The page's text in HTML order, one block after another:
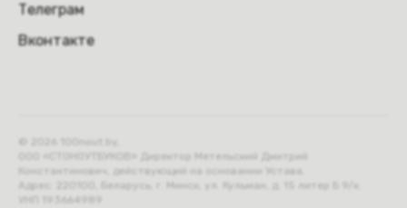
Телеграм
Вконтакте
ООО «СТОНОУТБУКОВ» Директор Метельский Дмитрий
Константинович, действующий на основании Устава.
Адрес: 220100, Беларусь, г. Минск, ул. Кульман, д. 15 литер Б 9/к.